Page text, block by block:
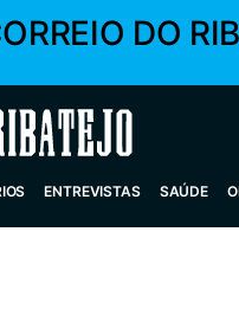
DO
ENTREVISTAS SAÚDE